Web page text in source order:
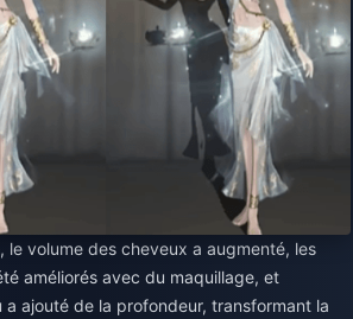
le volume des cheveux a augmenté, les
améliorés avec du maquillage, et
a ajouté de la profondeur, transformant la